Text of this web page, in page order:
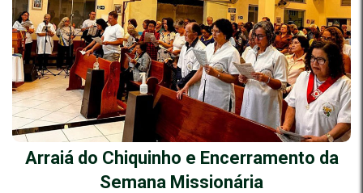
Arraiá do Chiquinho e Encerramento da
Semana Missionária